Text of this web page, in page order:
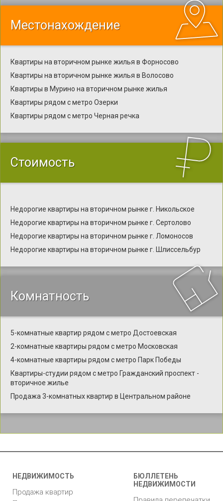
Местонахождение
Квартиры на вторичном рынке жилья в Форносово
Квартиры на вторичном рынке жилья в Волосово
Квартиры в Мурино на вторичном рынке жилья
Квартиры рядом с метро Озерки
Квартиры рядом с метро Черная речка
Стоимость
Недорогие квартиры на вторичном рынке г. Никольское
Недорогие квартиры на вторичном рынке г. Сертолово
Недорогие квартиры на вторичном рынке г. Ломоносов
Недорогие квартиры на вторичном рынке г. Шлиссельбур
Комнатность
5-комнатные квартир рядом с метро Достоевская
2-комнатные квартиры рядом с метро Московская
4-комнатные квартиры рядом с метро Парк Победы
Квартиры-студии рядом с метро Гражданский проспект -
вторичное жилье
Продажа 3-комнатных квартир в Центральном районе
НЕДВИЖИМОСТЬ
Продажа квартир
БЮЛЛЕТЕНЬ
НЕДВИЖИМОСТИ